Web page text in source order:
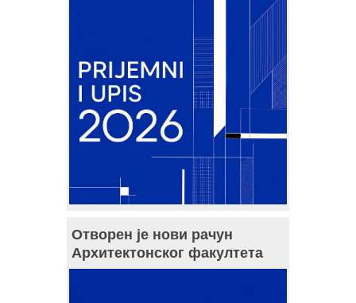
Отворен је нови рачун
Архитектонског факултета